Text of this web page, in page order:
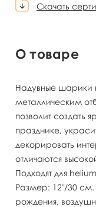
Скачать
О товаре
Надувные шарики
металлическим
позволит создать
празднике,
декорировать
отличаются
Подходят для
Размер: 12"/30
рождения,